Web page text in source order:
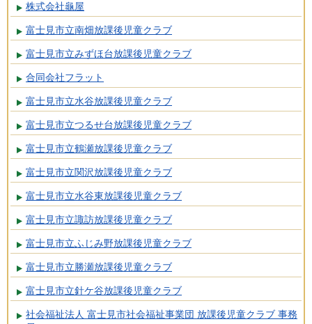
株式会社龜屋
富士見市立南畑放課後児童クラブ
富士見市立みずほ台放課後児童クラブ
合同会社フラット
富士見市立水谷放課後児童クラブ
富士見市立つるせ台放課後児童クラブ
富士見市立鶴瀬放課後児童クラブ
富士見市立関沢放課後児童クラブ
富士見市立水谷東放課後児童クラブ
富士見市立諏訪放課後児童クラブ
富士見市立ふじみ野放課後児童クラブ
富士見市立勝瀬放課後児童クラブ
富士見市立針ケ谷放課後児童クラブ
社会福祉法人 富士見市社会福祉事業団 放課後児童クラブ 事務